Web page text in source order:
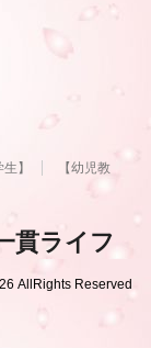
】
【幼児教
貫ライフ
AllRights Reserved